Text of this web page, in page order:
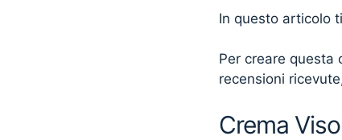
In questo articolo
Per creare questa
recensioni
Crema